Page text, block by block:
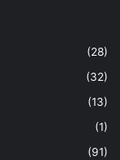
(28)
(32)
(13)
(1)
(91)